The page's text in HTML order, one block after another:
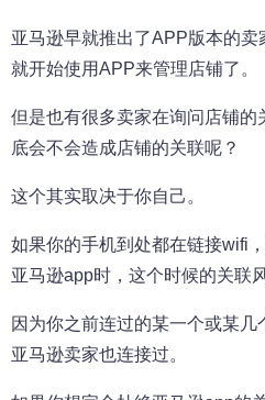
亚马逊早就推出了APP版本的
就开始使用APP来管理店铺了。
但是也有很多卖家在询问店铺的
底会不会造成店铺的关联呢？
这个其实取决于你自己。
如果你的手机到处都在链接wifi
亚马逊app时，这个时候的关联
因为你之前连过的某一个或某
亚马逊卖家也连接过。